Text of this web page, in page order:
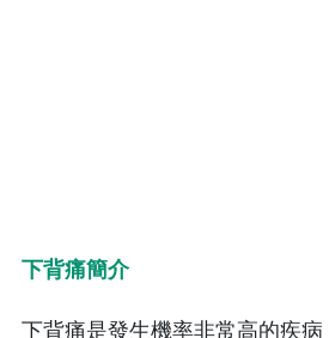
工作能力的疾病。
病因